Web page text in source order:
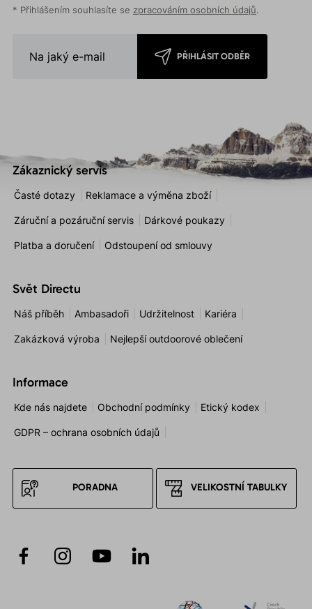
* Přihlášením souhlasíte se zpracováním osobních údajů.
PŘIHLÁSIT ODBĚR
Zákaznický servis
Časté dotazy Reklamace a výměna zboží
Záruční a pozáruční servis Dárkové poukazy
Platba a doručení Odstoupení od smlouvy
Svět Directu
Náš příběh Ambasadoři Udržitelnost Kariéra
Zakázková výroba Nejlepší outdoorové oblečení
Informace
Kde nás najdete Obchodní podmínky Etický kodex
GDPR – ochrana osobních údajů
PORADNA VELIKOSTNÍ TABULKY